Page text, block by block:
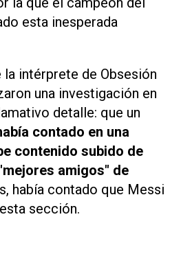
esta inesperada
la intérprete de Obsesión
una investigación en
detalle: que un
contado en una
contenido subido de
amigos" de
había contado que Messi
sección.